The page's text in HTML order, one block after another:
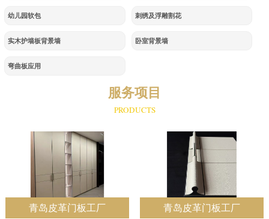
幼儿园软包 刺绣及浮雕割花
实木护墙板背景墙 卧室背景墙
弯曲板应用
服务项目
PRODUCTS
青岛皮革门板工厂 青岛皮革门板工厂